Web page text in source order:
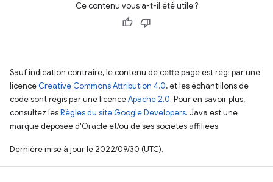
Ce contenu vous a-t-il été utile ?
Sauf indication contraire, le contenu de cette page est régi par une
licence Creative Commons Attribution 4.0, et les échantillons de
code sont régis par une licenceApache 2.0. Pour en savoir plus,
consultez lesRègles du site Google Developers. Java est une
marque déposée d'Oracle et/ou de ses sociétés affiliées.
Dernière mise à jour le 2022/09/30 (UTC).